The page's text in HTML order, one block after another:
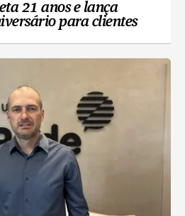
21 anos e lança
para clientes